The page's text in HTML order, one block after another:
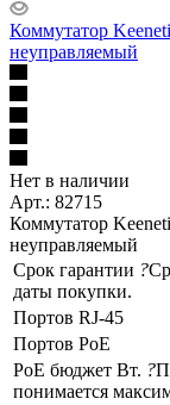
Коммутатор
неуправляемый
Нет в наличии
Арт.: 82715
Коммутатор
неуправляемый
Срок гарантии ?
даты покупки.
Портов RJ-45
Портов PoE
PoE бюджет Вт. ?
понимается